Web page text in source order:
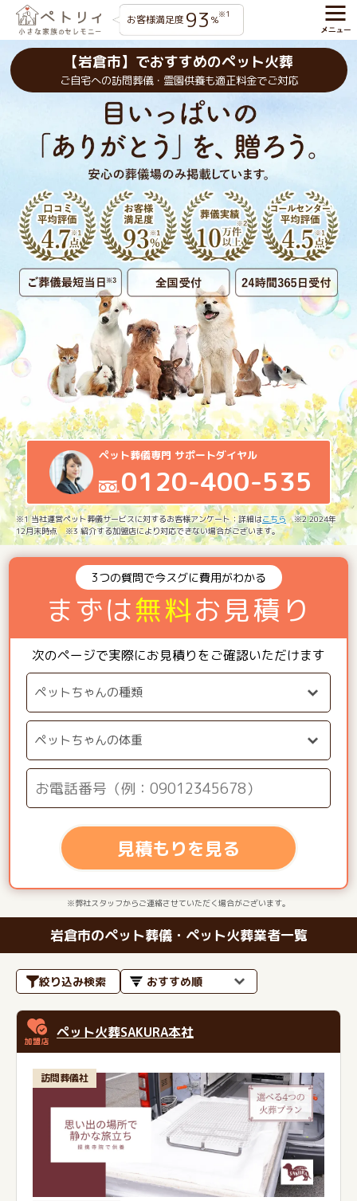
お客様満足度 93 %※1
【岩倉市】でおすすめのペット火葬
ご自宅への訪問葬儀・霊園供養も適正料金でご対応
ペット葬儀専門 サポートダイヤル
0120-400-535
※1 当社運営ペット葬儀サービスに対するお客様アンケート：詳細はこちら ※2 2024年
12月末時点 ※3 紹介する加盟店により対応できない場合がございます。
3つの質問で今スグに費用がわかる
まずは無料お見積り
次のページで実際にお見積りをご確認いただけます
見積もりを見る
※弊社スタッフからご連絡させていただく場合がございます。
岩倉市のペット葬儀・ペット火葬業者一覧
絞り込み検索
ペット火葬SAKURA本社
訪問葬儀社